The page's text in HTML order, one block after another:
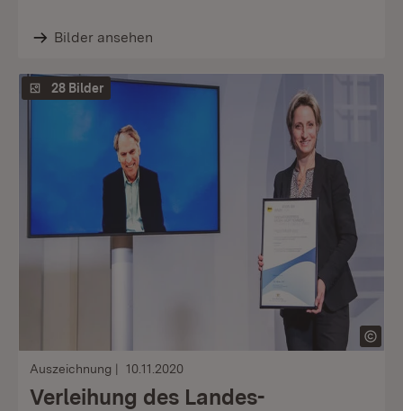
Bilder ansehen
28 Bilder
Auszeichnung 10.11.2020
Verleihung des Landes-